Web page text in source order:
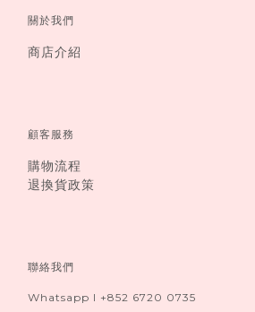
關於我們
商店介紹
顧客服務
購物流程
退換貨政策
聯絡我們
Whatsapp I +852 6720 0735